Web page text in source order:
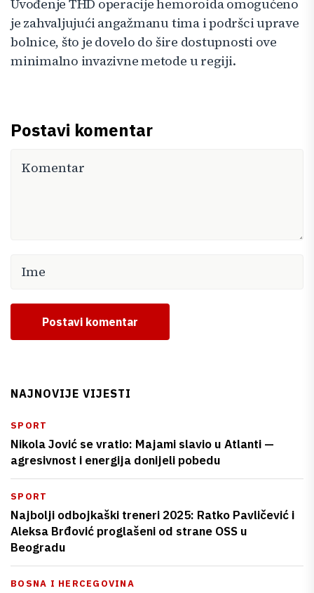
Uvođenje THD operacije hemoroida omogućeno
je zahvaljujući angažmanu tima i podršci uprave
bolnice, što je dovelo do šire dostupnosti ove
minimalno invazivne metode u regiji.
Postavi komentar
Postavi komentar
NAJNOVIJE VIJESTI
SPORT
Nikola Jović se vratio: Majami slavio u Atlanti —
agresivnost i energija donijeli pobedu
SPORT
Najbolji odbojkaški treneri 2025: Ratko Pavličević i
Aleksa Brđović proglašeni od strane OSS u
Beogradu
BOSNA I HERCEGOVINA